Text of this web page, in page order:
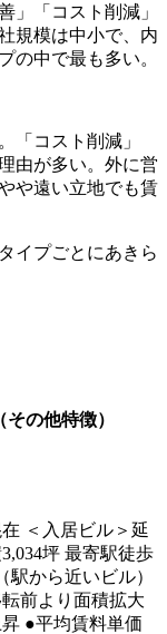
」「コスト削減」
規模は中小で、内
の中で最も多い。
「コスト削減」
由が多い。外に営
や遠い立地でも賃
イプごとにあきら
その他特徴）
＜入居ビル＞延
坪 最寄駅徒歩
駅から近いビル）
前より面積拡大
●平均賃料単価